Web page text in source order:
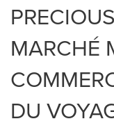
MARCHÉ
DU